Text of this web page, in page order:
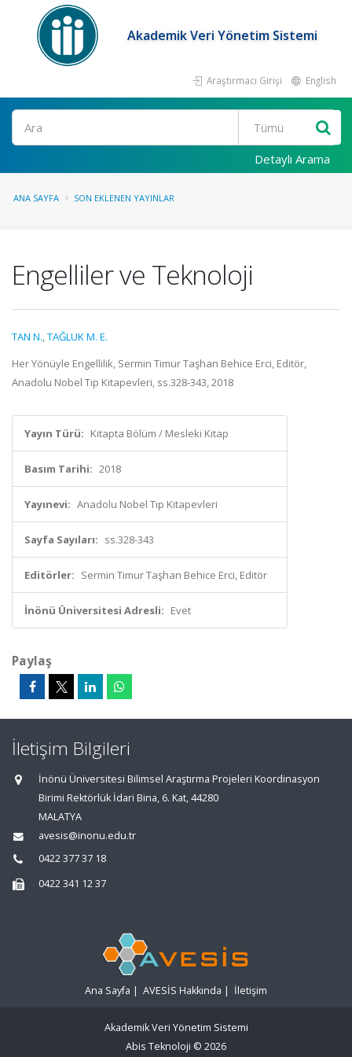
Akademik Veri Yönetim Sistemi
Araştırmacı Girişi English
Ara
Detaylı Arama
ANA SAYFA SON EKLENEN YAYINLAR
Engelliler ve Teknoloji
TAN N.,TAĞLUK M. E.
Her Yönüyle Engellilik, Sermin Timur Taşhan Behice Erci, Editör,
Anadolu Nobel Tıp Kitapevleri, ss.328-343, 2018
Yayın Türü: Kitapta Bölüm / Mesleki Kitap
Basım Tarihi: 2018
Yayınevi: Anadolu Nobel Tıp Kitapevleri
Sayfa Sayıları: ss.328-343
Editörler: Sermin Timur Taşhan Behice Erci, Editör
İnönü Üniversitesi Adresli: Evet
Paylaş
İletişim Bilgileri
İnönü Üniversitesi Bilimsel Araştırma Projeleri Koordinasyon
Birimi Rektörlük İdari Bina, 6. Kat, 44280
MALATYA
avesis@inonu.edu.tr
0422 377 37 18
0422 341 12 37
Ana Sayfa | AVESİS Hakkında | İletişim
Akademik Veri Yönetim Sistemi
Abis Teknoloji © 2026